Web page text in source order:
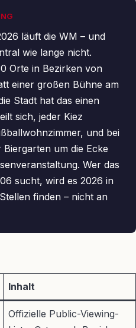
läuft die WM – und
wie lange nicht.
Orte in Bezirken von
einer großen Bühne am
Stadt hat das einen
sich, jeder Kiez
und bei
um die Ecke
Wer das
sucht, wird es 2026 in
finden – nicht an
Inhalt
Offizielle Public-Viewing-